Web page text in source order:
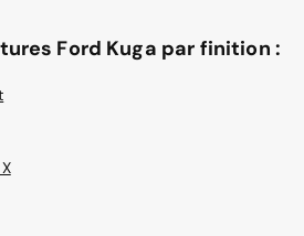
Ford Kuga par finition :